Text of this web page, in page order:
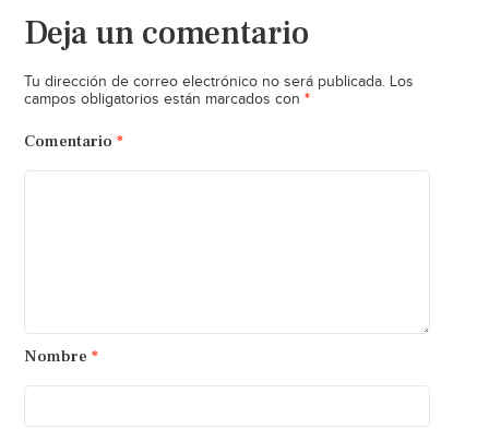
Deja un comentario
Tu dirección de correo electrónico no será publicada. Los
campos obligatorios están marcados con *
Comentario *
Nombre *